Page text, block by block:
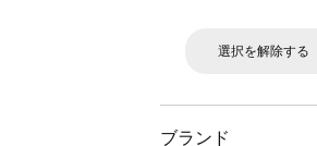
選択を解除する
ブランド